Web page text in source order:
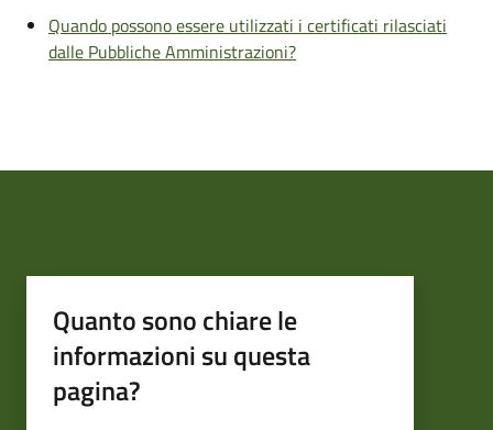
Quando possono essere utilizzati i certificati rilasciati
dalle Pubbliche Amministrazioni?
Quanto sono chiare le
informazioni su questa
pagina?